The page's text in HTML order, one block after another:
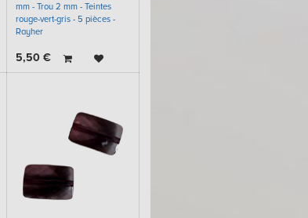
mm - Trou 2 mm - Teintes
rouge-vert-gris - 5 pièces -
Rayher
5,50€